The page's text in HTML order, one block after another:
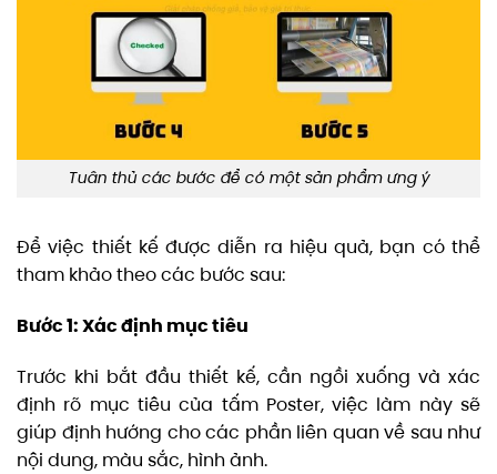
Tuân thủ các bước để có một sản phẩm ưng ý
Để việc thiết kế được diễn ra hiệu quả, bạn có thể
tham khảo theo các bước sau:
Bước 1: Xác định mục tiêu
Trước khi bắt đầu thiết kế, cần ngồi xuống và xác
định rõ mục tiêu của tấm Poster, việc làm này sẽ
giúp định hướng cho các phần liên quan về sau như
nội dung, màu sắc, hình ảnh.